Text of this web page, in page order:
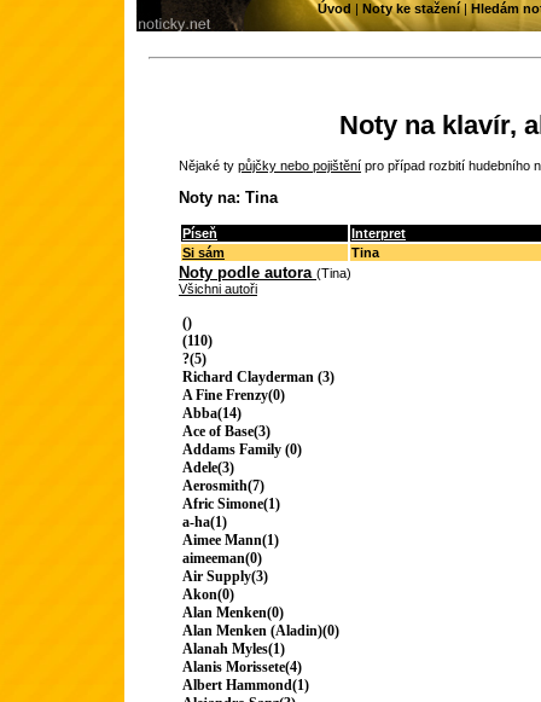
Noty na klavír,
Nějaké ty půjčky nebo pojištění pro případ rozbití hudebního
Noty na: Tina
Píseň
Interpret
Si sám
Tina
Noty podle autora (Tina)
Všichni autoři
()
(110)
?(5)
Richard Clayderman (3)
A Fine Frenzy(0)
Abba(14)
Ace of Base(3)
Addams Family (0)
Adele(3)
Aerosmith(7)
Afric Simone(1)
a-ha(1)
Aimee Mann(1)
aimeeman(0)
Air Supply(3)
Akon(0)
Alan Menken(0)
Alan Menken (Aladin)(0)
Alanah Myles(1)
Alanis Morissete(4)
Albert Hammond(1)
Úvod | Noty ke stažení| Hledám